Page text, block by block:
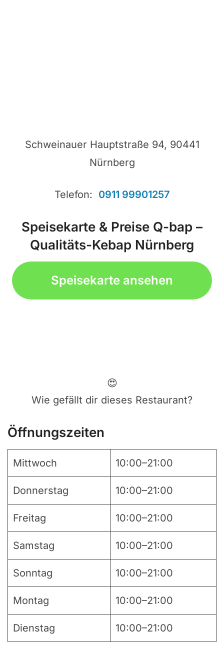
Schweinauer Hauptstraße 94, 90441
Nürnberg
Telefon: 0911 99901257
Speisekarte & Preise Q-bap –
Qualitäts-Kebap Nürnberg
Speisekarte ansehen
😍
Wie gefällt dir dieses Restaurant?
Öffnungszeiten
Mittwoch 10:00–21:00
Donnerstag 10:00–21:00
Freitag 10:00–21:00
Samstag 10:00–21:00
Sonntag 10:00–21:00
Montag 10:00–21:00
Dienstag 10:00–21:00